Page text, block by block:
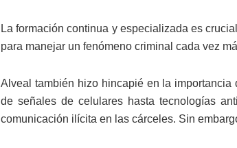
La formación continua y especializada es
para manejar un fenómeno criminal cada vez
Alveal también hizo hincapié en la
de señales de celulares hasta tecnologías
comunicación ilícita en las cárceles. Sin